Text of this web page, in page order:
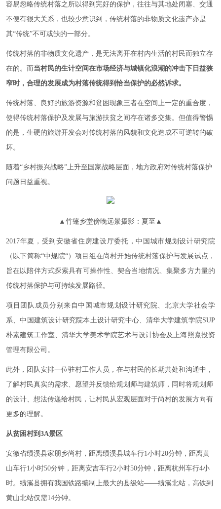
容易忽略传统村落之所以得到完好的保护，往往与其地处闭塞、交通
不便有很大关系，也较少意识到，传统村落的非物质文化遗产亦是
其“传统”不可或缺的一部分。
传统村落的非物质文化遗产，是无法离开在村内生活的村民而独立存
在的。而 当村民的生计空间在市场经济与城镇化浪潮的冲击下日益狭
窄时，合理的发展成为村落传统得到恰当保护的必然诉求。
传统村落、良好的旅游资源和贫困现象三者在空间上一定的重合度，
使得传统村落保护及发展与旅游扶贫之间存在诸多交集。但值得警惕
的是，生硬的旅游开发会对传统村落的风貌和文化造成不可逆转的破
坏。
随着“乡村振兴战略”上升至国家战略层面，地方政府对传统村落保护
问题日益重视。
▲ 竹篷乡堂傍晚远景摄影：夏至 ▲
2017年夏，受到安徽省住房建设厅委托，中国城市规划设计研究院
（以下简称“中规院“）项目组在尚村开始传统村落保护与发展试点，
旨在以陪伴方式探索具有可操作性、契合当地情况、集聚多方力量的
传统村落保护与可持续发展路径。
项目团队成员分别来自中国城市规划设计研究院、北京大学社会学
系、中国建筑设计研究院本土设计研究中心、清华大学建筑学院SUP
朴素建筑工作室、清华大学美术学院艺术与设计协会及上海照熹投资
管理有限公司。
此外，团队安排一位驻村工作人员，在与村民的长期共处和沟通中，
了解村民真实的需求、愿望并反馈给规划师与建筑师，同时将规划师
的设计、想法传递给村民，让村民从宏观层面对于尚村的发展方向有
更多的理解。
从贫困村到3A景区
安徽省绩溪县家朋乡尚村，距离绩溪县城车行1小时20分钟，距离黄
山车行1小时50分钟，距离安吉车行2小时50分钟，距离杭州车行4小
时。绩溪县拥有我国铁路编制上最大的县级站——绩溪北站，高铁到
黄山北站仅需14分钟。